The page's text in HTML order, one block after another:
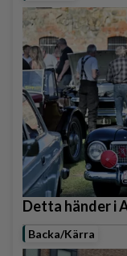
Detta händer i
Backa/Kärra